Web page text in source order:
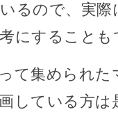
るので、実
にすること
て集められ
している方は